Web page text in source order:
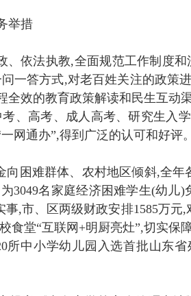
举措
、依法执教,全面规范工作制度
一答方式,对老百姓关注的政策
效的教育政策解读和民生互动
、高考、成人高考、研究生入
网通办”,得到广泛的认可和好评。
困难群体、农村地区倾斜,全年
3049名家庭经济困难学生(幼儿)
,市、区两级财政安排1585万元,
食堂“互联网+明厨亮灶”,切实保
所中小学幼儿园入选首批山东